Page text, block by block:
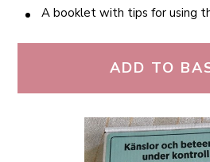
A booklet with tips for using
ADD TO